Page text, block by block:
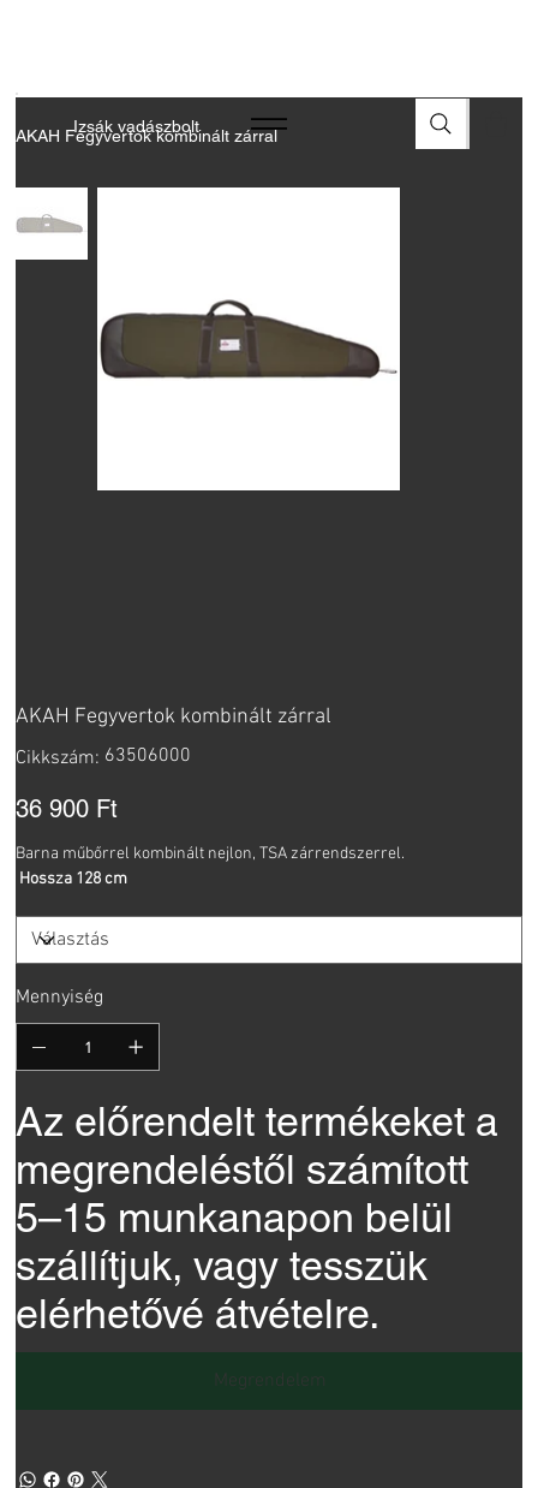
Izsák vadászbolt
AKAH Fegyvertok kombinált zárral
AKAH Fegyvertok kombinált zárral
Cikkszám:
Cikkszám:
63506000
63506000
Ár
36 900 Ft
Barna műbőrrel kombinált nejlon, TSA zárrendszerrel.
Hossza 128 cm
Mennyiség
Az előrendelt termékeket a
megrendeléstől számított
5–15 munkanapon belül
szállítjuk, vagy tesszük
elérhetővé átvételre.
Megrendelem